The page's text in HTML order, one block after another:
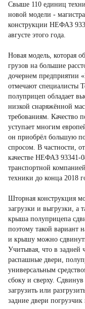
Свыше 110 единиц
новой модели -
конструкции НЕФАЗ
августе этого года.
Новая модель, которая
грузов на большие
дочернем
отмечают специалисты
полуприцеп обладает
низкой снаряжённой
требованиям. Качество
уступает многим
он приобрёл большую
спросом. В частности,
качестве НЕФАЗ 93341-
транспортной
техники до конца 2018
Шторная конструкция
загрузки и выгрузки, а
крыша полуприцепа
поэтому такой вариант
и крышу можно
Учитывая, что в задней
распашные двери,
универсальным
сбоку и сверху.
загрузить или
задние двери